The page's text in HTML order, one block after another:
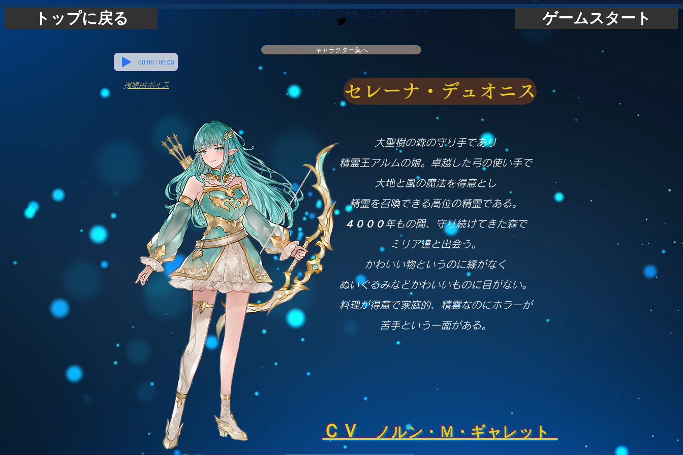
トップに戻る ゲームスタート
​Twitterにてご意見ご感想・バグ報告などお聞きいたします。
00:00 / 00:03
キャラクター集へ
​視聴用ボイス セレーナ・デュオニス
大聖樹の森の守り手であり
精霊王アルムの娘。卓越した弓の使い手で
大地と風の魔法を得意とし
精霊を召喚できる高位の精霊である。
４０００年もの間、守り続けてきた森で
ミリア達と出会う。
かわいい物というのに縁がなく
ぬいぐるみなどかわいいものに目がない。
料理が得意で家庭的、精霊なのにホラーが
​苦手という一面がある。
ＣＶ ノルン・Ｍ・ギャレット